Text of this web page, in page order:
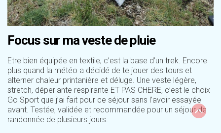
Focus sur ma veste de pluie
Etre bien équipée en textile, c’est la base d’un trek. Encore
plus quand la météo a décidé de te jouer des tours et
alterner chaleur printanière et déluge. Une veste légère,
stretch, déperlante respirante ET PAS CHERE, c’est le choix
Go Sport que j’ai fait pour ce séjour sans l’avoir essayée
avant. Testée, validée et recommandée pour un séjour de
randonnée de plusieurs jours.